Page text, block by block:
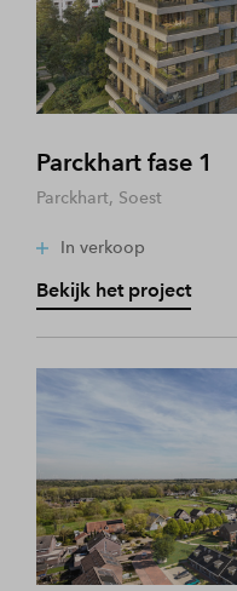
Parckhart fase 1
Parckhart, Soest
In verkoop
Bekijk het project